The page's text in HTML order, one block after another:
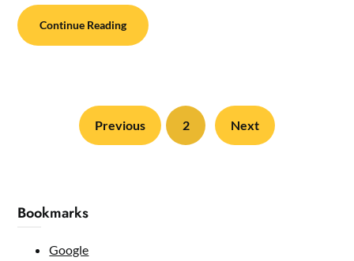
Continue Reading
Previous 2 Next
Bookmarks
Google